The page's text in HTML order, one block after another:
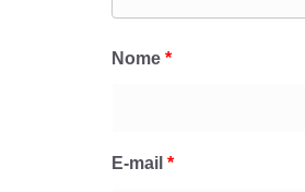
Nome *
E-mail *